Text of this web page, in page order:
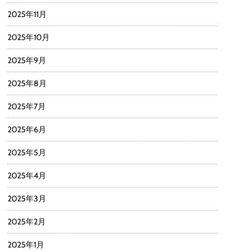
2025年11月
2025年10月
2025年9月
2025年8月
2025年7月
2025年6月
2025年5月
2025年4月
2025年3月
2025年2月
2025年1月